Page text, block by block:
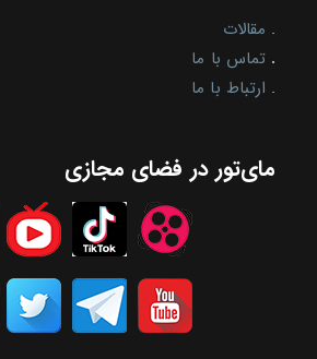
. مقالات
. تماس با ما
. ارتباط با ما
مای‌تور در فضای مجازی